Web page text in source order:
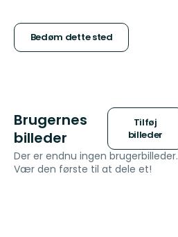
5
Bedøm dette sted
Brugernes
billeder
Tilføj
billeder
Der er endnu ingen brugerbilleder.
Vær den første til at dele et!